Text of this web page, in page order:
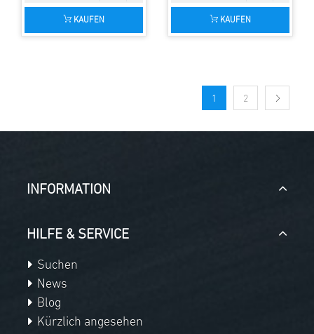
KAUFEN KAUFEN
1 2
INFORMATION
HILFE & SERVICE
Suchen
News
Blog
Kürzlich angesehen